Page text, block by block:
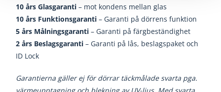
10 års Glasgaranti – mot kondens mellan glas
10 års Funktionsgaranti – Garanti på dörrens funktion
5 års Målningsgaranti – Garanti på färgbeständighet
2 års Beslagsgaranti – Garanti på lås, beslagspaket och
ID Lock
Garantierna gäller ej för dörrar täckmålade svarta pga.